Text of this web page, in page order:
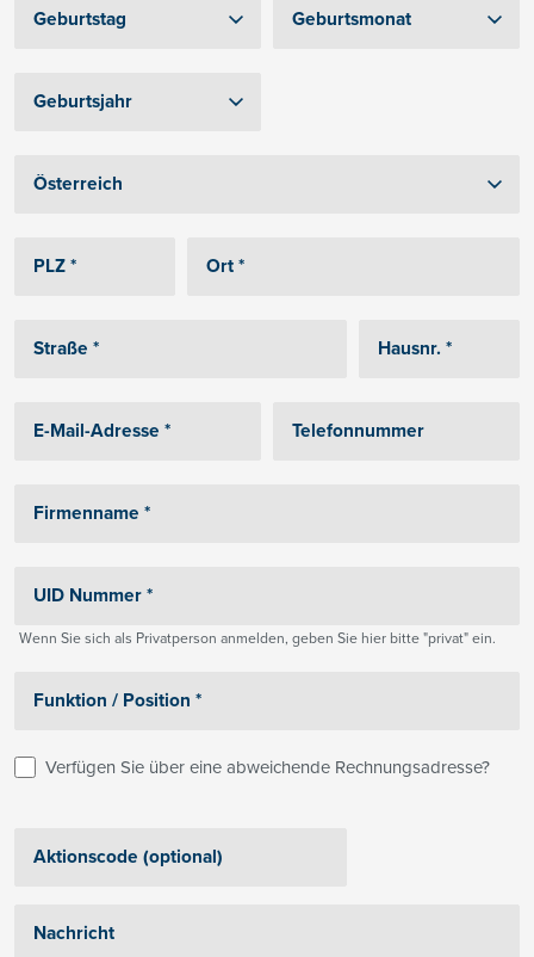
Wenn Sie sich als Privatperson anmelden, geben Sie hier bitte "privat" ein.
Verfügen Sie über eine abweichende Rechnungsadresse?